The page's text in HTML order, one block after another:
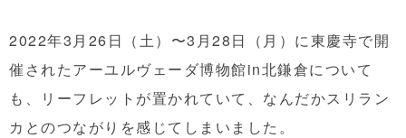
2022年3月26日（土）〜3月28日（月）に東慶寺で開
催されたアーユルヴェーダ博物館in北鎌倉について
も、リーフレットが置かれていて、なんだかスリラン
カとのつながりを感じてしまいました。